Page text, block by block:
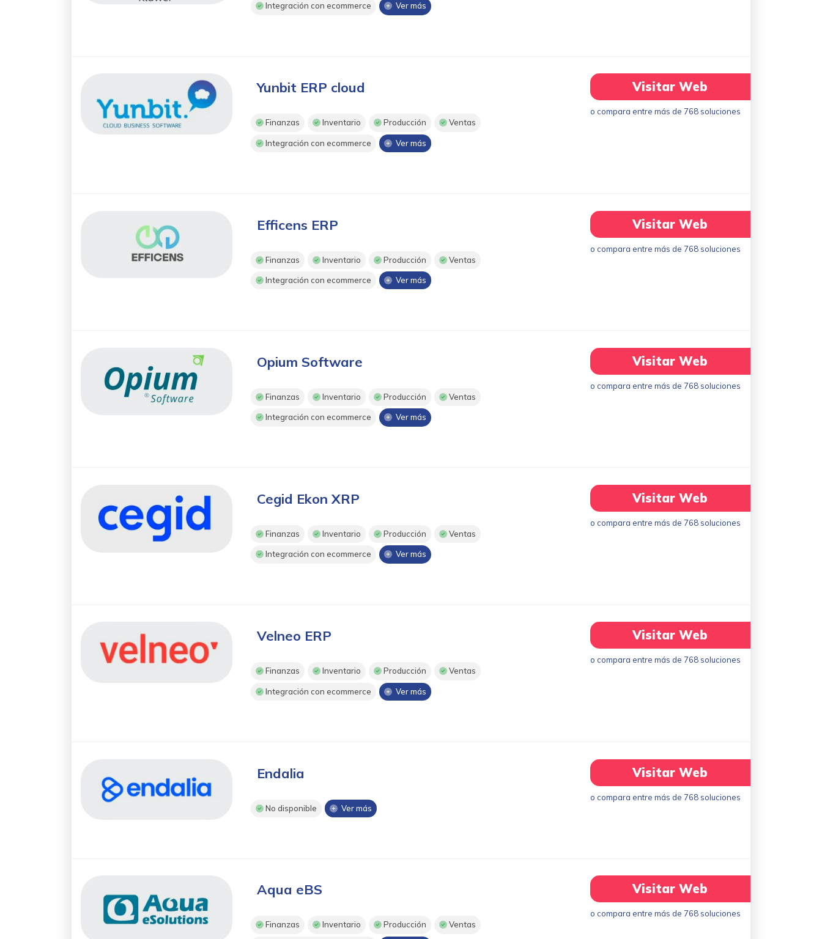
Integración con ecommerce Ver más
Yunbit ERP cloud
Finanzas Inventario Producción Ventas
Integración con ecommerce Ver más
Visitar Web
o compara entre más de 768 soluciones
Efficens ERP
Finanzas Inventario Producción Ventas
Integración con ecommerce Ver más
Visitar Web
o compara entre más de 768 soluciones
Opium Software
Finanzas Inventario Producción Ventas
Integración con ecommerce Ver más
Visitar Web
o compara entre más de 768 soluciones
Cegid Ekon XRP
Finanzas Inventario Producción Ventas
Integración con ecommerce Ver más
Visitar Web
o compara entre más de 768 soluciones
Velneo ERP
Finanzas Inventario Producción Ventas
Integración con ecommerce Ver más
Visitar Web
o compara entre más de 768 soluciones
Endalia
No disponible Ver más
Visitar Web
o compara entre más de 768 soluciones
Aqua eBS
Finanzas Inventario Producción Ventas
Visitar Web
o compara entre más de 768 soluciones